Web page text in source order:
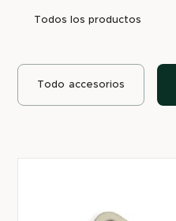
Todos los productos
Todo accesorios